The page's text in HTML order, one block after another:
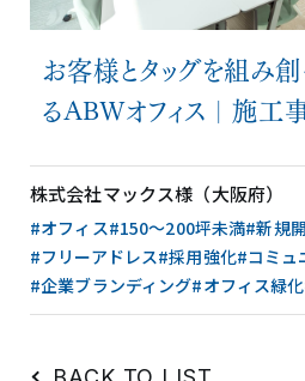
お客様とタッグを組み
るABWオフィス｜施工
株式会社マックス様（大阪府）
#オフィス#150〜200坪未満#新規
#フリーアドレス#採用強化#コミュ
#企業ブランディング#オフィス緑化